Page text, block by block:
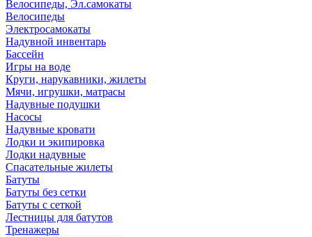
Велосипеды, Эл.самокаты
Велосипеды
Электросамокаты
Надувной инвентарь
Бассейн
Игры на воде
Круги, нарукавники, жилеты
Мячи, игрушки, матрасы
Надувные подушки
Насосы
Надувные кровати
Лодки и экипировка
Лодки надувные
Спасательные жилеты
Батуты
Батуты без сетки
Батуты с сеткой
Лестницы для батутов
Тренажеры